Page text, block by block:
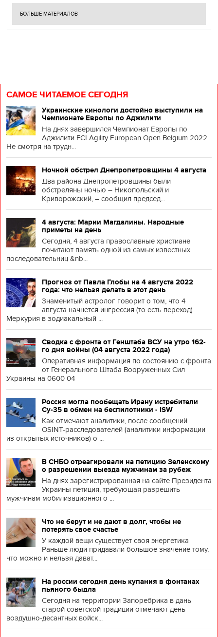
БОЛЬШЕ МАТЕРИАЛОВ
САМОЕ ЧИТАЕМОЕ СЕГОДНЯ
Украинские кинологи достойно выступили на
Чемпионате Европы по Аджилити
На днях завершился Чемпионат Европы по
Аджилити FCI Agility European Open Belgium 2022
Не смотря на трудн...
Ночной обстрел Днепропетровщины 4 августа
Два района Днепропетровщины были
обстреляны ночью – Никопольский и
Криворожский, – сообщил председ...
4 августа: Марии Магдалины. Народные
приметы на день
Сегодня, 4 августа православные христиане
почитают память одной из самых известных
последовательниц &nb...
Прогноз от Павла Глобы на 4 августа 2022
года: что нельзя делать в этот день
Знаменитый астролог говорит о том, что 4
августа начнется ингрессия (то есть переход)
Меркурия в зодиакальный ...
Сводка с фронта от Генштаба ВСУ на утро 162-
го дня войны (04 августа 2022 года)
Оперативная информация по состоянию с фронта
от Генерального Штаба Вооруженных Сил
Украины на 0600 04
Россия могла пообещать Ирану истребители
Су-35 в обмен на беспилотники - ISW
Как отмечают аналитики, после сообщений
OSINT-расследователей (аналитики информации
из открытых источников) о ...
В СНБО отреагировали на петицию Зеленскому
о разрешении выезда мужчинам за рубеж
На днях зарегистрированная на сайте Президента
Украины петиция, требующая разрешить
мужчинам мобилизационного ...
Что не берут и не дают в долг, чтобы не
потерять свое счастье
У каждой вещи существует своя энергетика
Раньше люди придавали большое значение тому,
что можно и нельзя дават...
На россии сегодня день купания в фонтанах
пьяного быдла
Сегодня на территории Запоребрика в дань
старой советской традиции отмечают день
воздушно-десантных войск...